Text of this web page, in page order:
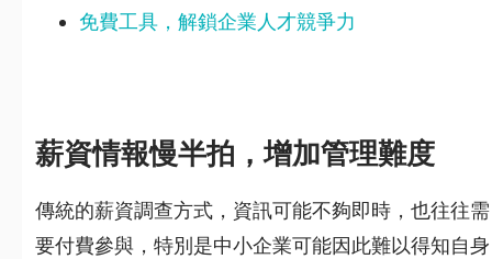
免費工具，解鎖企業人才競爭力
薪資情報慢半拍，增加管理難度
傳統的薪資調查方式，資訊可能不夠即時，也往往需
要付費參與，特別是中小企業可能因此難以得知自身